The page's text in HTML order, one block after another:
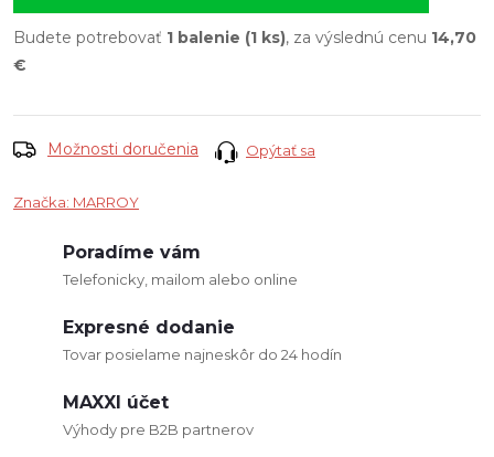
Budete potrebovať 1 balenie (1 ks), za výslednú cenu 14,70
€
Možnosti doručenia Opýtať sa
Značka: MARROY
Poradíme vám
Telefonicky, mailom alebo online
Expresné dodanie
Tovar posielame najneskôr do 24 hodín
MAXXI účet
Výhody pre B2B partnerov